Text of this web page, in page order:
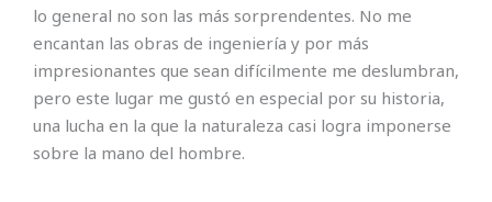
lo general no son las más sorprendentes. No me
encantan las obras de ingeniería y por más
impresionantes que sean difícilmente me deslumbran,
pero este lugar me gustó en especial por su historia,
una lucha en la que la naturaleza casi logra imponerse
sobre la mano del hombre.